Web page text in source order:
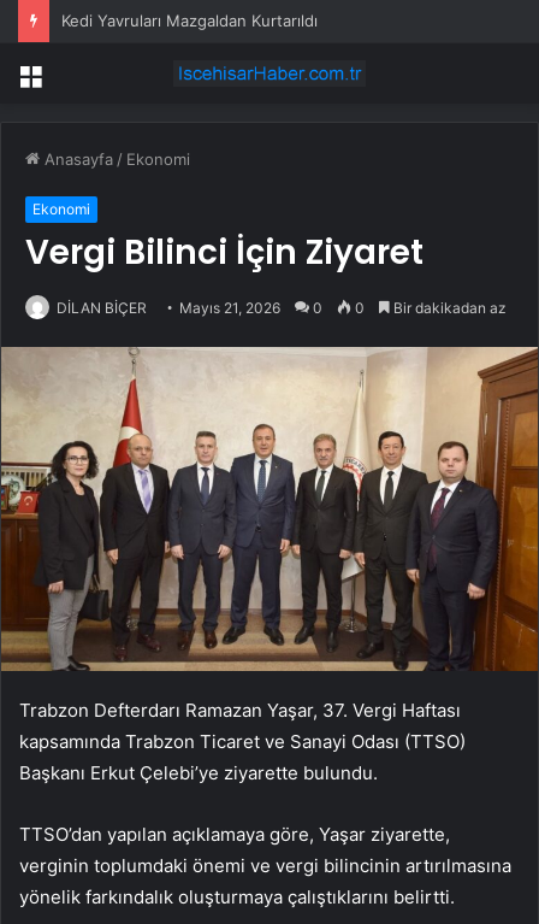
Kedi Yavruları Mazgaldan Kurtarıldı
Menü
Anasayfa / Ekonomi
Ekonomi
Vergi Bilinci İçin Ziyaret
DİLAN BİÇER Mayıs 21, 2026 0 0 Bir dakikadan az
Trabzon Defterdarı Ramazan Yaşar, 37. Vergi Haftası
kapsamında Trabzon Ticaret ve Sanayi Odası (TTSO)
Başkanı Erkut Çelebi’ye ziyarette bulundu.
TTSO’dan yapılan açıklamaya göre, Yaşar ziyarette,
verginin toplumdaki önemi ve vergi bilincinin artırılmasına
yönelik farkındalık oluşturmaya çalıştıklarını belirtti.